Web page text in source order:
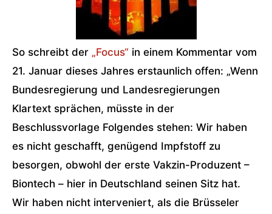
So schreibt der „Focus“ in einem Kommentar vom
21. Januar dieses Jahres erstaunlich offen: „Wenn
Bundesregierung und Landesregierungen
Klartext sprächen, müsste in der
Beschlussvorlage Folgendes stehen: Wir haben
es nicht geschafft, genügend Impfstoff zu
besorgen, obwohl der erste Vakzin-Produzent –
Biontech – hier in Deutschland seinen Sitz hat.
Wir haben nicht interveniert, als die Brüsseler